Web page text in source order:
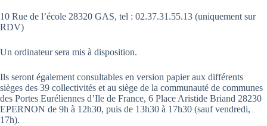
10 Rue de l’école 28320 GAS, tel : 02.37.31.55.13 (uniquement sur
RDV)
Un ordinateur sera mis à disposition.
Ils seront également consultables en version papier aux différents
sièges des 39 collectivités et au siège de la communauté de communes
des Portes Euréliennes d’Ile de France, 6 Place Aristide Briand 28230
EPERNON de 9h à 12h30, puis de 13h30 à 17h30 (sauf vendredi,
17h).